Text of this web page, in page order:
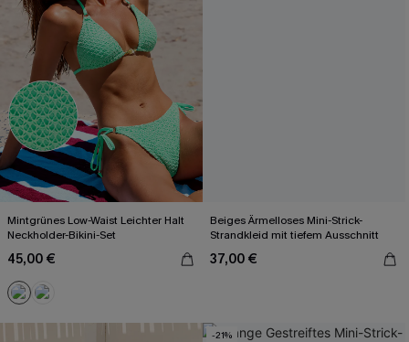
Mintgrünes Low-Waist Leichter Halt
Neckholder-Bikini-Set
45,00 €
Beiges Ärmelloses Mini-Strick-
Strandkleid mit tiefem Ausschnitt
37,00 €
-21%